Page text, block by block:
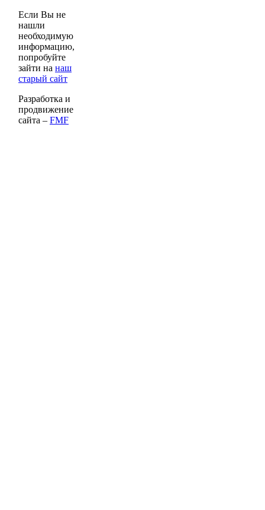
Если Вы не
нашли
необходимую
информацию,
попробуйте
зайти на наш
старый сайт
Разработка и
продвижение
сайта – FMF